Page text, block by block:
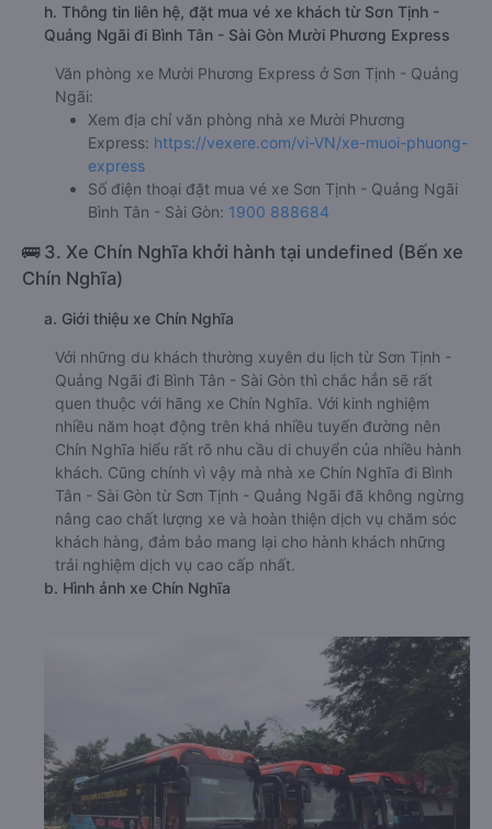
h. Thông tin liên hệ, đặt mua vé xe khách từ Sơn Tịnh -
Quảng Ngãi đi Bình Tân - Sài Gòn Mười Phương Express
Văn phòng xe Mười Phương Express ở Sơn Tịnh - Quảng
Ngãi:
Xem địa chỉ văn phòng nhà xe Mười Phương
Express: https://vexere.com/vi-VN/xe-muoi-phuong-
express
Số điện thoại đặt mua vé xe Sơn Tịnh - Quảng Ngãi
Bình Tân - Sài Gòn: 1900 888684
🚌 3. Xe Chín Nghĩa khởi hành tại undefined (Bến xe
Chín Nghĩa)
a. Giới thiệu xe Chín Nghĩa
Với những du khách thường xuyên du lịch từ Sơn Tịnh -
Quảng Ngãi đi Bình Tân - Sài Gòn thì chắc hẳn sẽ rất
quen thuộc với hãng xe Chín Nghĩa. Với kinh nghiệm
nhiều năm hoạt động trên khá nhiều tuyến đường nên
Chín Nghĩa hiểu rất rõ nhu cầu di chuyển của nhiều hành
khách. Cũng chính vì vậy mà nhà xe Chín Nghĩa đi Bình
Tân - Sài Gòn từ Sơn Tịnh - Quảng Ngãi đã không ngừng
nâng cao chất lượng xe và hoàn thiện dịch vụ chăm sóc
khách hàng, đảm bảo mang lại cho hành khách những
trải nghiệm dịch vụ cao cấp nhất.
b. Hình ảnh xe Chín Nghĩa